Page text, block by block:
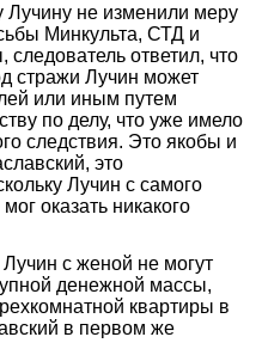
не изменили меру
Минкульта, СТД и
следователь ответил, что
стражи Лучин может
или иным путем
по делу, что уже имело
следствия. Это якобы и
это
Лучин с самого
оказать никакого
с женой не могут
денежной массы,
квартиры в
в первом же